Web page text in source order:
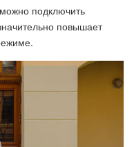
подключить
повышает